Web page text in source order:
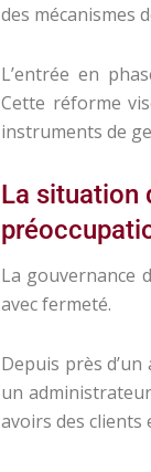
des mécanismes
L’entrée en
Cette réforme
instruments de
La situation
La gouvernance
avec fermeté.
Depuis près d’un
un
avoirs des clients